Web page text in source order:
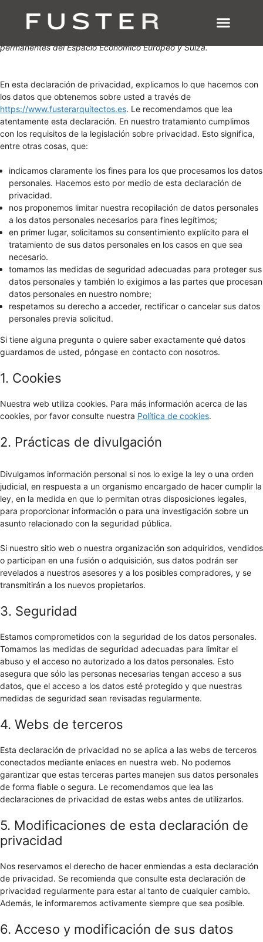
Esta declaración de privacidad se actualizó por última vez el
permanentes del Espacio Económico Europeo y Suiza.
En esta declaración de privacidad, explicamos lo que hacemos con
los datos que obtenemos sobre usted a través de
https://www.fusterarquitectos.es. Le recomendamos que lea
atentamente esta declaración. En nuestro tratamiento cumplimos
con los requisitos de la legislación sobre privacidad. Esto significa,
entre otras cosas, que:
indicamos claramente los fines para los que procesamos los datos
personales. Hacemos esto por medio de esta declaración de
privacidad.
nos proponemos limitar nuestra recopilación de datos personales
a los datos personales necesarios para fines legítimos;
en primer lugar, solicitamos su consentimiento explícito para el
tratamiento de sus datos personales en los casos en que sea
necesario.
tomamos las medidas de seguridad adecuadas para proteger sus
datos personales y también lo exigimos a las partes que procesan
datos personales en nuestro nombre;
respetamos su derecho a acceder, rectificar o cancelar sus datos
personales previa solicitud.
Si tiene alguna pregunta o quiere saber exactamente qué datos
guardamos de usted, póngase en contacto con nosotros.
1. Cookies
Nuestra web utiliza cookies. Para más información acerca de las
cookies, por favor consulte nuestra Política de cookies.
2. Prácticas de divulgación
Divulgamos información personal si nos lo exige la ley o una orden
judicial, en respuesta a un organismo encargado de hacer cumplir la
ley, en la medida en que lo permitan otras disposiciones legales,
para proporcionar información o para una investigación sobre un
asunto relacionado con la seguridad pública.
Si nuestro sitio web o nuestra organización son adquiridos, vendidos
o participan en una fusión o adquisición, sus datos podrán ser
revelados a nuestros asesores y a los posibles compradores, y se
transmitirán a los nuevos propietarios.
3. Seguridad
Estamos comprometidos con la seguridad de los datos personales.
Tomamos las medidas de seguridad adecuadas para limitar el
abuso y el acceso no autorizado a los datos personales. Esto
asegura que sólo las personas necesarias tengan acceso a sus
datos, que el acceso a los datos esté protegido y que nuestras
medidas de seguridad sean revisadas regularmente.
4. Webs de terceros
Esta declaración de privacidad no se aplica a las webs de terceros
conectados mediante enlaces en nuestra web. No podemos
garantizar que estas terceras partes manejen sus datos personales
de forma fiable o segura. Le recomendamos que lea las
declaraciones de privacidad de estas webs antes de utilizarlos.
5. Modificaciones de esta declaración de
privacidad
Nos reservamos el derecho de hacer enmiendas a esta declaración
de privacidad. Se recomienda que consulte esta declaración de
privacidad regularmente para estar al tanto de cualquier cambio.
Además, le informaremos activamente siempre que sea posible.
6. Acceso y modificación de sus datos